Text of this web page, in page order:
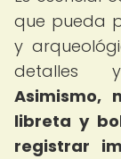
que pueda
y
detalles y
Asimismo,
libreta y
registrar